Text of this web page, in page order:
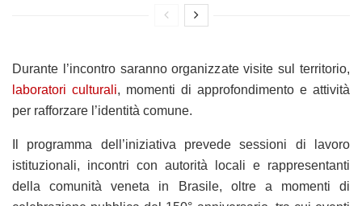
Durante l’incontro saranno organizzate visite sul territorio,
laboratori culturali, momenti di approfondimento e attività
per rafforzare l’identità comune.
Il programma dell’iniziativa prevede sessioni di lavoro
istituzionali, incontri con autorità locali e rappresentanti
della comunità veneta in Brasile, oltre a momenti di